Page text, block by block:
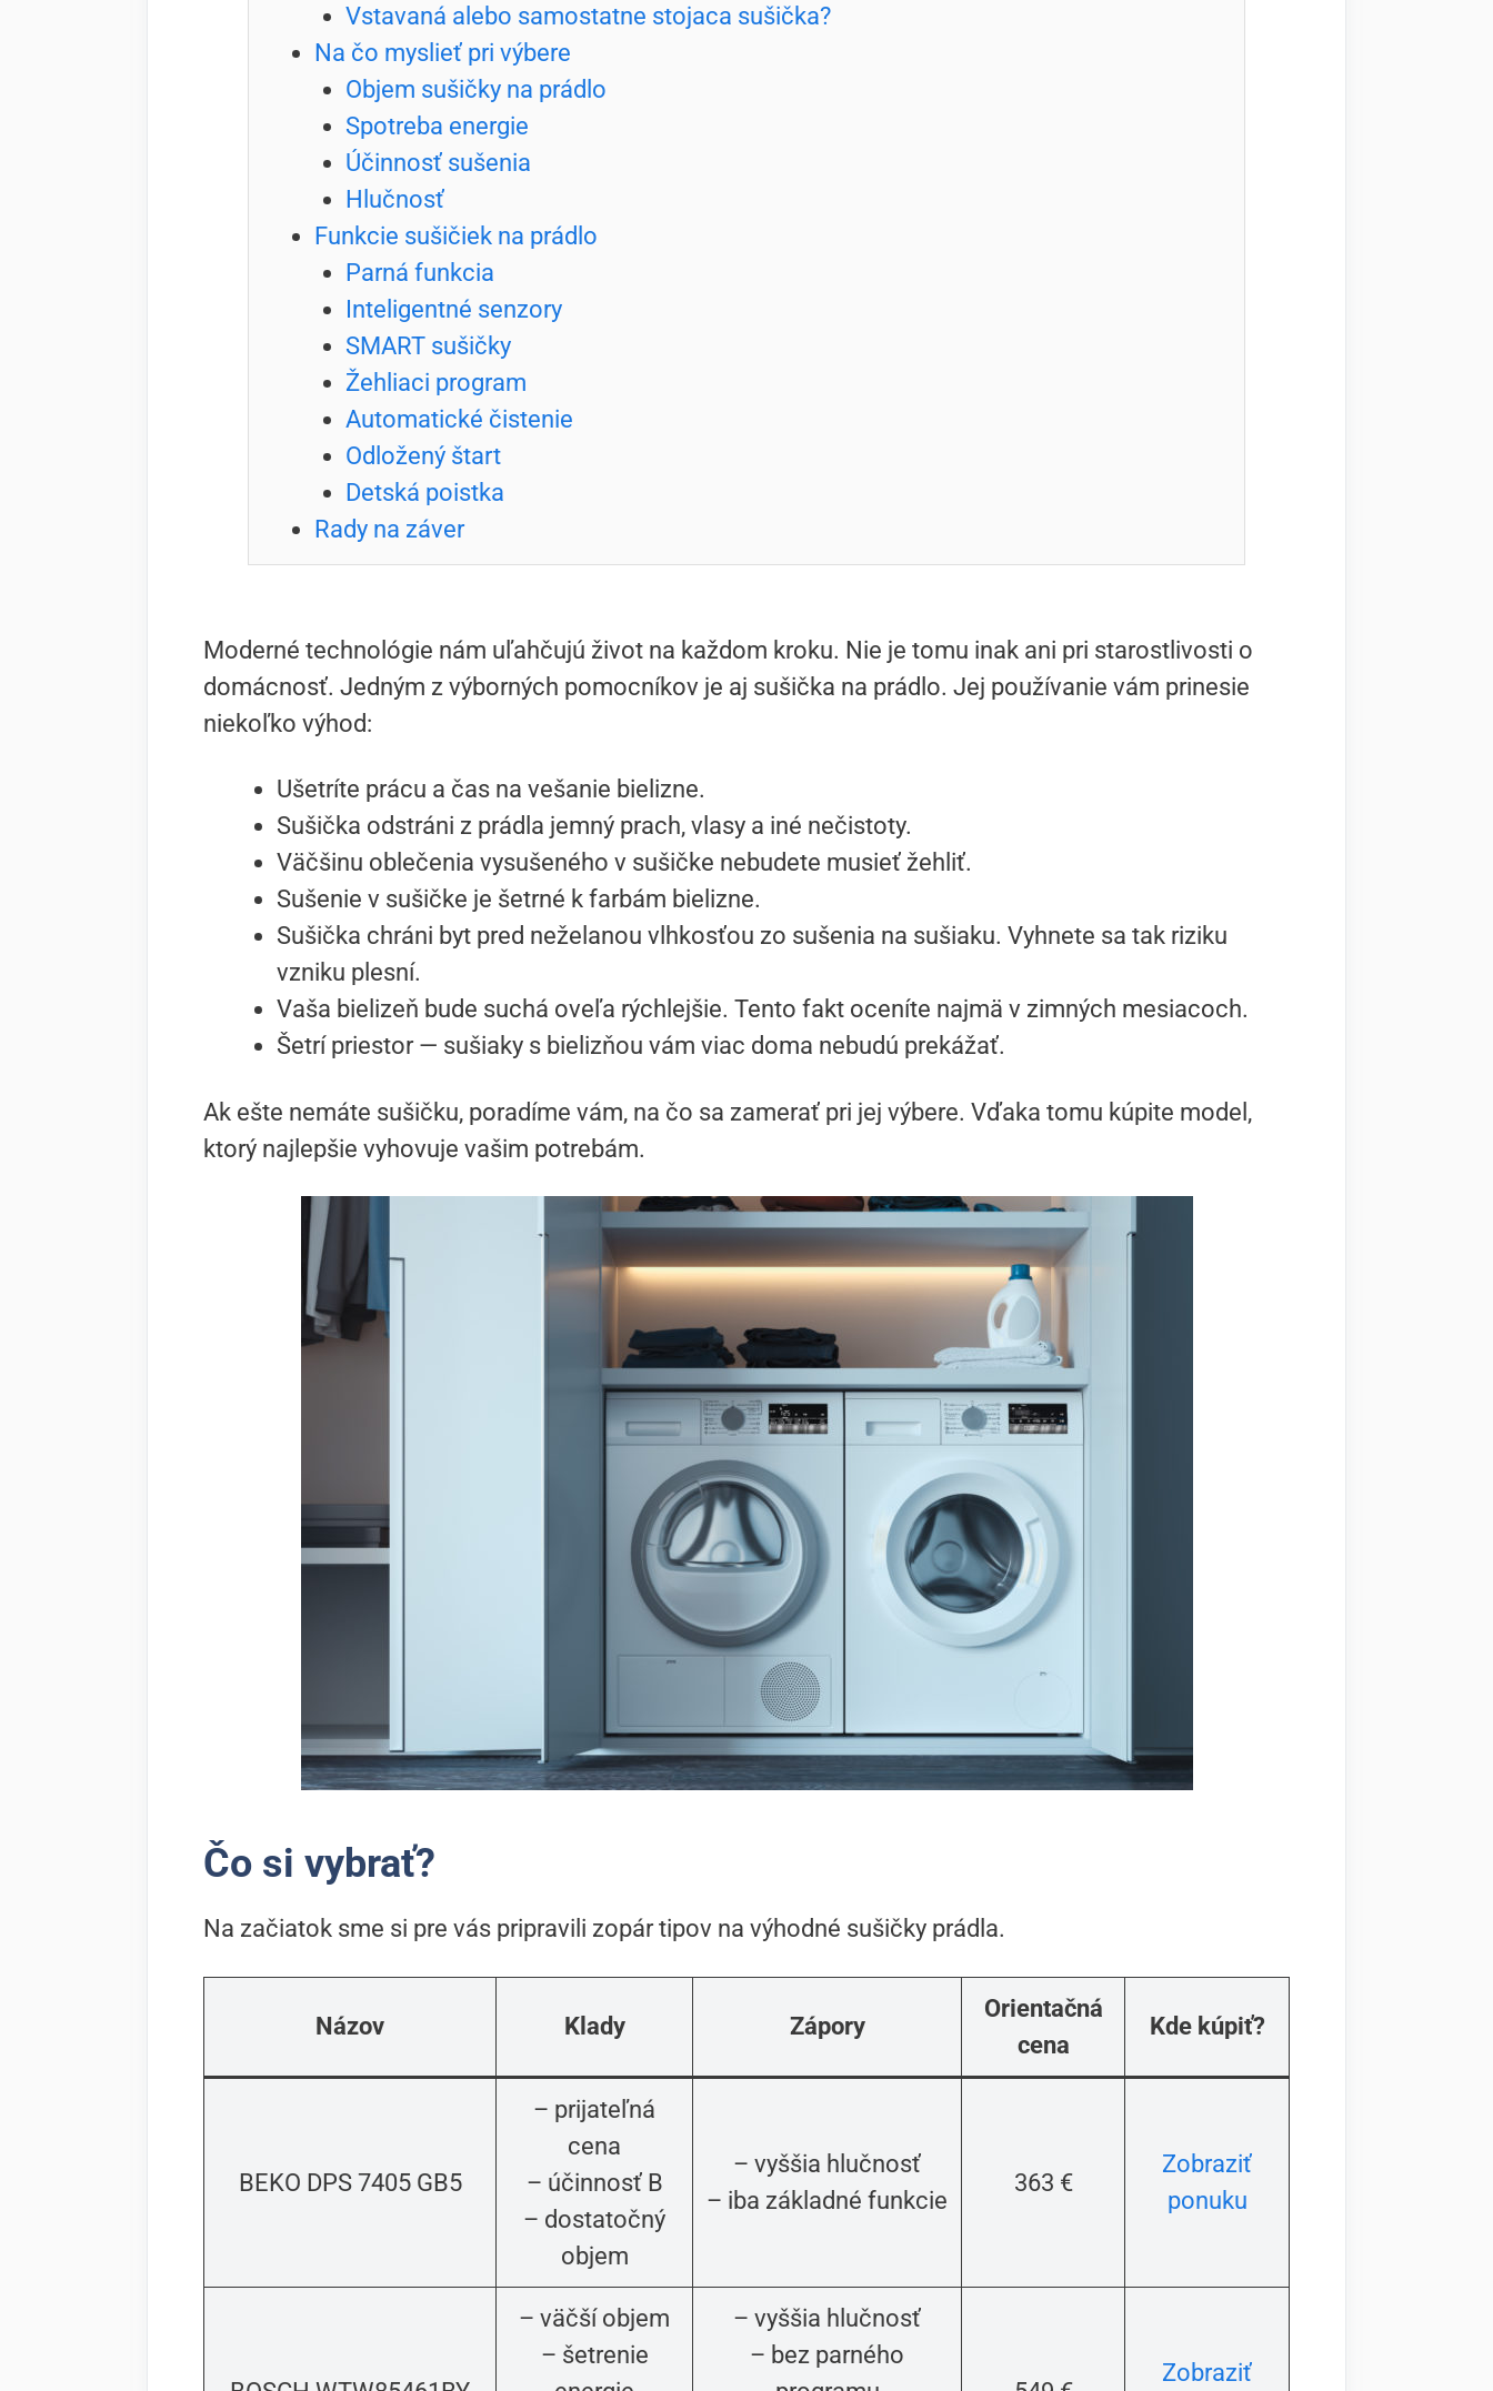
Vstavaná alebo samostatne stojaca sušička?
Na čo myslieť pri výbere
Objem sušičky na prádlo
Spotreba energie
Účinnosť sušenia
Hlučnosť
Funkcie sušičiek na prádlo
Parná funkcia
Inteligentné senzory
SMART sušičky
Žehliaci program
Automatické čistenie
Odložený štart
Detská poistka
Rady na záver
Moderné technológie nám uľahčujú život na každom kroku. Nie je tomu inak ani pri starostlivosti o
domácnosť. Jedným z výborných pomocníkov je aj sušička na prádlo. Jej používanie vám prinesie
niekoľko výhod:
Ušetríte prácu a čas na vešanie bielizne.
Sušička odstráni z prádla jemný prach, vlasy a iné nečistoty.
Väčšinu oblečenia vysušeného v sušičke nebudete musieť žehliť.
Sušenie v sušičke je šetrné k farbám bielizne.
Sušička chráni byt pred neželanou vlhkosťou zo sušenia na sušiaku. Vyhnete sa tak riziku
vzniku plesní.
Vaša bielizeň bude suchá oveľa rýchlejšie. Tento fakt oceníte najmä v zimných mesiacoch.
Šetrí priestor — sušiaky s bielizňou vám viac doma nebudú prekážať.
Ak ešte nemáte sušičku, poradíme vám, na čo sa zamerať pri jej výbere. Vďaka tomu kúpite model,
ktorý najlepšie vyhovuje vašim potrebám.
Čo si vybrať?
Na začiatok sme si pre vás pripravili zopár tipov na výhodné sušičky prádla.
Názov Klady Zápory
Orientačná
cena
Kde kúpiť?
BEKO DPS 7405 GB5
– prijateľná
cena
– účinnosť B
– dostatočný
objem
– vyššia hlučnosť
– iba základné funkcie
363 €
Zobraziť
ponuku
– väčší objem
– šetrenie
– vyššia hlučnosť
– bez parného
Zobraziť